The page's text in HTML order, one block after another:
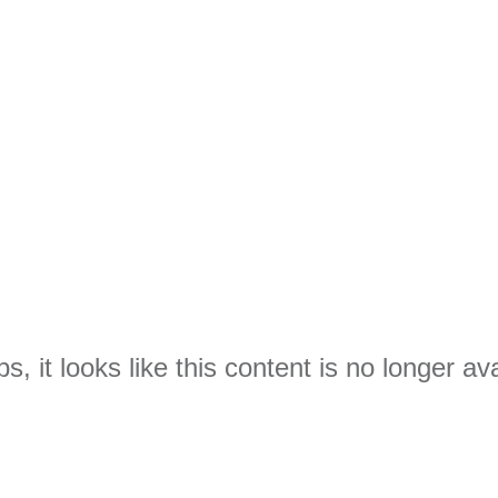
it looks like this content is no longer